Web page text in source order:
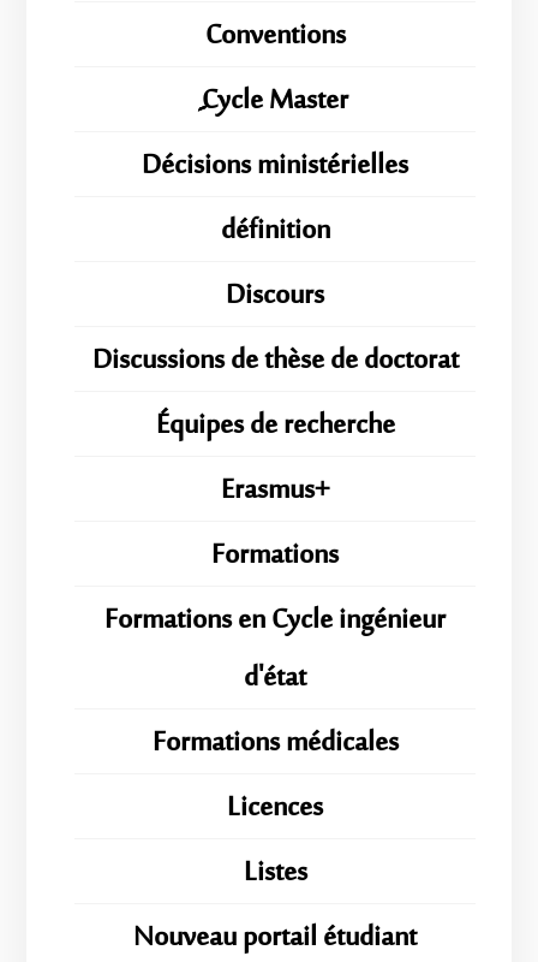
Conventions
ِِِCycle Master
Décisions ministérielles
définition
Discours
Discussions de thèse de doctorat
Équipes de recherche
Erasmus+
Formations
Formations en Cycle ingénieur
d'état
Formations médicales
Licences
Listes
Nouveau portail étudiant